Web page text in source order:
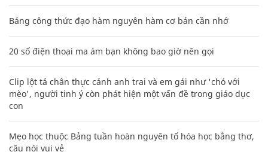
Bảng công thức đạo hàm nguyên hàm cơ bản cần nhớ
20 số điện thoại ma ám bạn không bao giờ nên gọi
Clip lột tả chân thực cảnh anh trai và em gái như 'chó với
mèo', người tinh ý còn phát hiện một vấn đề trong giáo dục
con
Mẹo học thuộc Bảng tuần hoàn nguyên tố hóa học bằng thơ,
câu nói vui vẻ